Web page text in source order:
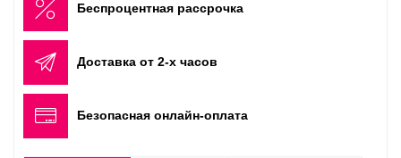
Беспроцентная рассрочка
Доставка от 2-х часов
Безопасная онлайн-оплата